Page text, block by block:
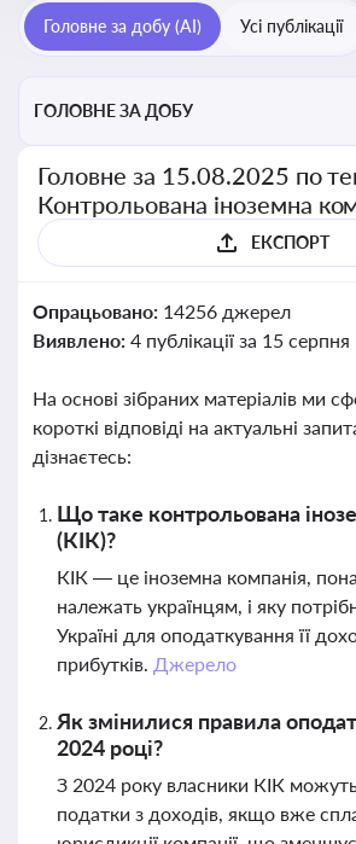
органами України щодо своїх доходів і
Головне за добу (AI) Усі публікації
ГОЛОВНЕ ЗА ДОБУ
Головне за 15.08.2025 по
Контрольована іноземна
ЕКСПОРТ
Опрацьовано: 14256 джерел
Виявлено: 4 публікації за 15 серпня
На основі зібраних матеріалів ми
короткі відповіді на актуальні
дізнаєтесь:
Що таке контрольована
(КІК)?
КІК — це іноземна компанія,
належать українцям, і яку
Україні для оподаткування її
прибутків. Джерело
Як змінилися правила
2024 році?
З 2024 року власники КІК
податки з доходів, якщо вже